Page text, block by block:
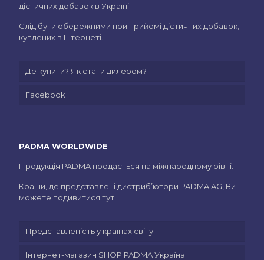
дієтичних добавок в Україні.
Слід бути обережними при прийомі дієтичних добавок,
куплених в Інтернеті.
Де купити? Як стати дилером?
Facebook
PADMA WORLDWIDE
Продукція PADMA продається на міжнародному рівні.
Країни, де представлені дистриб’ютори PADMA AG, Ви
можете подивитися тут.
Представленість у країнах світу
Інтернет-магазин SHOP PADMA Україна